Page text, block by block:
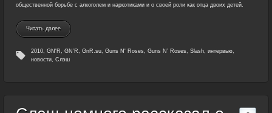
общественной борьбе с алкоголем и наркотиками и о своей роли как отца двоих детей.
Читать далее
2010, GN'R, GN’R, GnR.su, Guns N' Roses, Guns N’ Roses, Slash, интервью,
новости, Слэш